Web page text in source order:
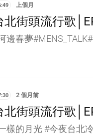
上個月
北街頭流行歌
邊春夢
2 個月前
北街頭流行歌
樣的月光 #今夜台北